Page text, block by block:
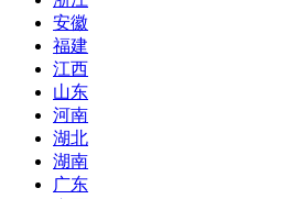
安徽
福建
江西
山东
河南
湖北
湖南
广东